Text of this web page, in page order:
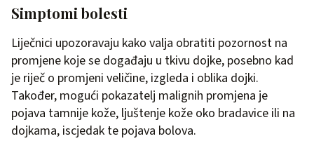
Simptomi bolesti
Liječnici upozoravaju kako valja obratiti pozornost na
promjene koje se događaju u tkivu dojke, posebno kad
je riječ o promjeni veličine, izgleda i oblika dojki.
Također, mogući pokazatelj malignih promjena je
pojava tamnije kože, ljuštenje kože oko bradavice ili na
dojkama, iscjedak te pojava bolova.